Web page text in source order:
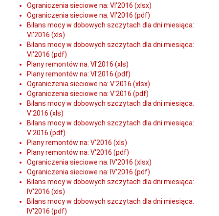
Ograniczenia sieciowe na: VI'2016 (xlsx)
Ograniczenia sieciowe na: VI'2016 (pdf)
Bilans mocy w dobowych szczytach dla dni miesiąca:
VI'2016 (xls)
Bilans mocy w dobowych szczytach dla dni miesiąca:
VI'2016 (pdf)
Plany remontów na: VI'2016 (xls)
Plany remontów na: VI'2016 (pdf)
Ograniczenia sieciowe na: V'2016 (xlsx)
Ograniczenia sieciowe na: V'2016 (pdf)
Bilans mocy w dobowych szczytach dla dni miesiąca:
V'2016 (xls)
Bilans mocy w dobowych szczytach dla dni miesiąca:
V'2016 (pdf)
Plany remontów na: V'2016 (xls)
Plany remontów na: V'2016 (pdf)
Ograniczenia sieciowe na: IV'2016 (xlsx)
Ograniczenia sieciowe na: IV'2016 (pdf)
Bilans mocy w dobowych szczytach dla dni miesiąca:
IV'2016 (xls)
Bilans mocy w dobowych szczytach dla dni miesiąca:
IV'2016 (pdf)